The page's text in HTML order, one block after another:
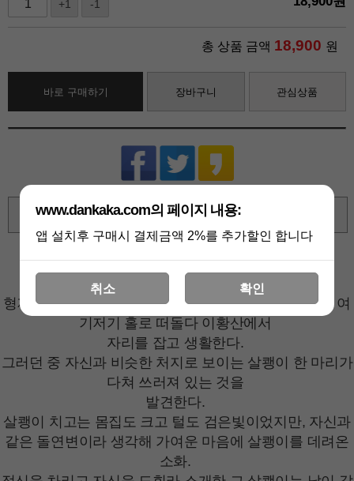
+1 -1
총 상품 금액 18,900 원
바로 구매하기 장바구니 관심상품
확대보기
상세 정보를 확대해 보실 수 있습니다
형제들과는 달리 돌연변이로 태어난 여우 수인 소화는 여
기저기 홀로 떠돌다 이황산에서
자리를 잡고 생활한다.
그러던 중 자신과 비슷한 처지로 보이는 살쾡이 한 마리가
다쳐 쓰러져 있는 것을
발견한다.
살쾡이 치고는 몸집도 크고 털도 검은빛이었지만, 자신과
같은 돌연변이라 생각해 가여운 마음에 살쾡이를 데려온
소화.
www.dankaka.com의 페이지 내용:
앱 설치후 구매시 결제금액 2%를 추가할인 합니다
취소 확인